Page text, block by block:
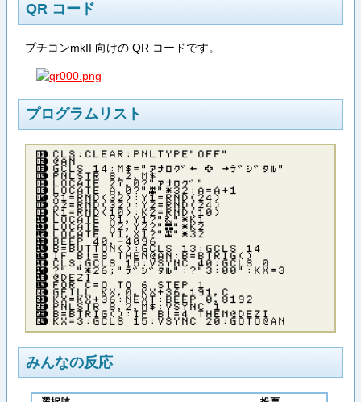
QR コード
プチコンmkII 向けの QR コードです。
プログラムリスト
ＣＬＳ：ＣＬＥＡＲ：ＰＮＬＴＹＰＥ”ＯＦＦ”
＠ＡＮ
ＧＣＬＳ １４：Ｍ＄＝”アナロク゛← П →テ゛シ゛タル”
ＰＮＬＳＴＲ ８，２，Ｍ＄
ＬＯＣＡＴＥ ２７，０？”アナロク゛”
ＬＯＣＡＴＥ Ａ，０？”Ы”＊３２：Ａ＝Ａ＋１
Ｘ１＝ＲＮＤ（３２）：Ｙ１＝ＲＮＤ（２４）
Ｘ２＝ＲＮＤ（３２）：Ｙ２＝ＲＮＤ（２４）
Ｋ１＝ＲＮＤ（１０）：Ｋ２＝ＲＮＤ（１０）
ＬＯＣＡＴＥ Ｘ１，Ｙ１？”Ц”＊Ｋ１
ＬＯＣＡＴＥ Ｘ２，Ｙ２？”В”＊Ｋ２
ＬＯＣＡＴＥ Ｙ１，Ｘ１？”Ы”＊３２
ＢＥＥＰ ４０，－４０９６
Ｂ＝ＢＵＴＴＯＮ（）：ＧＣＬＳ １３：ＧＣＬＳ １４
ＩＦ Ｂ！＝８ ＴＨＥＮ＠ＡＮ：Ｂ＝ＢＴＲＩＧ（）
ＣＬＳ：ＧＣＬＳ １５：ＶＳＹＮＣ ４０：ＧＣＬＳ ０
？” ”＊２６；”テ゛シ゛タル”：？”３：００”：ＫＸ＝３
＠ＤＥＺＩ
ＦＯＲ Ｃ＝Ｏ ＴＯ ６ ＳＴＥＰ １
ＧＦＩＬＬ ＫＸ，０，ＫＸ＋３６，１９１，Ｃ
ＫＸ＝ＫＸ＋３６：ＮＥＸＴ：ＢＥＥＰ ０，８１９２
ＰＮＬＳＴＲ ８，２，Ｍ＄：ＶＳＹＮＣ １
Ｂ＝ＢＴＲＩＧ（）：ＩＦ Ｂ！＝４ ＴＨＥＮ＠ＤＥＺＩ
ＫＸ＝３：ＧＣＬＳ １５：ＶＳＹＮＣ ２０：ＧＯＴＯ＠ＡＮ
みんなの反応